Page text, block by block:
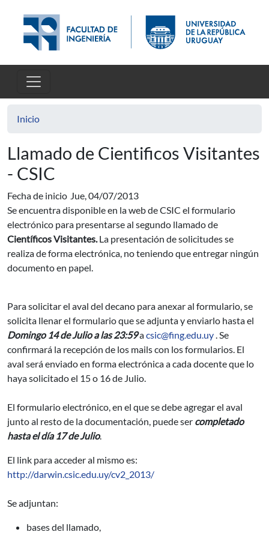
Inicio
Llamado de Cientificos Visitantes
- CSIC
Fecha de inicio Jue, 04/07/2013
Se encuentra disponible en la web de CSIC el formulario
electrónico para presentarse al segundo llamado de
Científicos Visitantes.La presentación de solicitudes se
realiza de forma electrónica, no teniendo que entregar ningún
documento en papel.
Para solicitar el aval del decano para anexar al formulario, se
solicita llenar el formulario que se adjunta y enviarlo hasta el
Domingo 14 de Julio a las 23:59acsic@fing.edu.uy. Se
confirmará la recepción de los mails con los formularios. El
aval será enviado en forma electrónica a cada docente que lo
haya solicitado el 15 o 16 de Julio.
El formulario electrónico, en el que se debe agregar el aval
junto al resto de la documentación, puede ser completado
hasta el día 17 de Julio.
El link para acceder al mismo es:
http://darwin.csic.edu.uy/cv2_2013/
Se adjuntan:
bases del llamado,